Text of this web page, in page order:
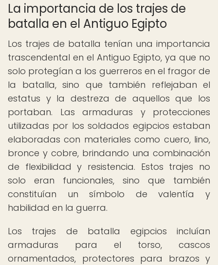
La importancia de los trajes de
batalla en el Antiguo Egipto
Los trajes de batalla tenían una importancia
trascendental en el Antiguo Egipto, ya que no
solo protegían a los guerreros en el fragor de
la batalla, sino que también reflejaban el
estatus y la destreza de aquellos que los
portaban. Las armaduras y protecciones
utilizadas por los soldados egipcios estaban
elaboradas con materiales como cuero, lino,
bronce y cobre, brindando una combinación
de flexibilidad y resistencia. Estos trajes no
solo eran funcionales, sino que también
constituían un símbolo de valentía y
habilidad en la guerra.
Los trajes de batalla egipcios incluían
armaduras para el torso, cascos
ornamentados, protectores para brazos y